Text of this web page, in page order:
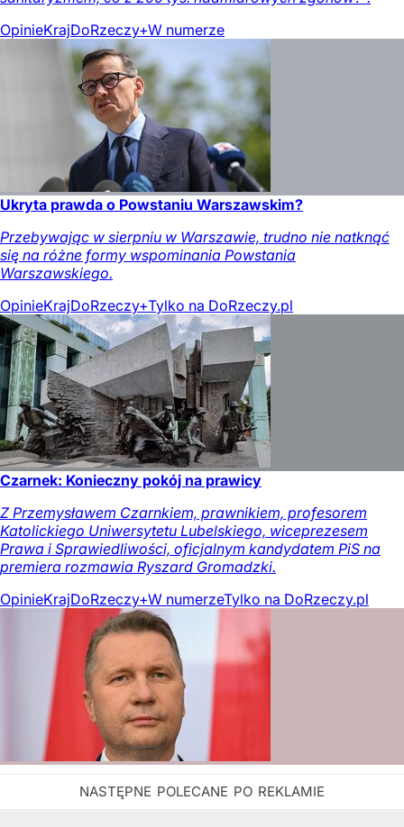
OpinieKrajDoRzeczy+W numerze
Ukryta prawda o Powstaniu Warszawskim?
Przebywając w sierpniu w Warszawie, trudno nie natknąć
się na różne formy wspominania Powstania
Warszawskiego.
OpinieKrajDoRzeczy+Tylko na DoRzeczy.pl
Czarnek: Konieczny pokój na prawicy
Z Przemysławem Czarnkiem, prawnikiem, profesorem
Katolickiego Uniwersytetu Lubelskiego, wiceprezesem
Prawa i Sprawiedliwości, oficjalnym kandydatem PiS na
premiera rozmawia Ryszard Gromadzki.
OpinieKrajDoRzeczy+W numerzeTylko na DoRzeczy.pl